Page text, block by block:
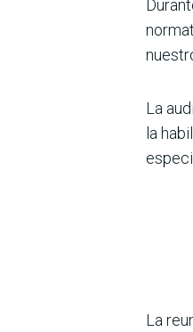
La
la
La